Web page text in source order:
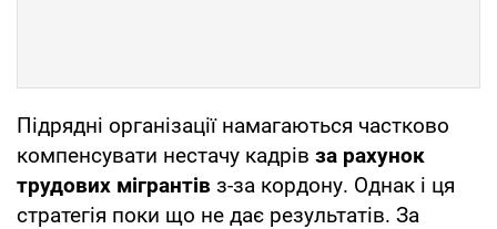
Підрядні організації намагаються частково
компенсувати нестачу кадрів за рахунок
трудових мігрантів з-за кордону. Однак і ця
стратегія поки що не дає результатів. За